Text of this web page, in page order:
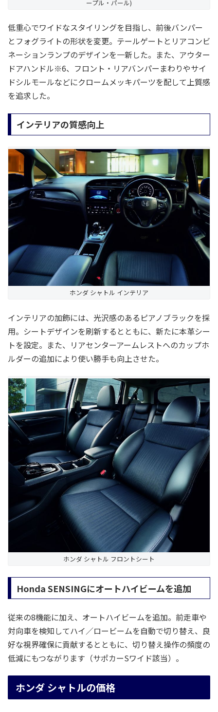
ープル・パール)
低重心でワイドなスタイリングを目指し、前後バンパー
とフォグライトの形状を変更。テールゲートとリアコンビ
ネーションランプのデザインを一新した。また、アウター
ドアハンドル※6、フロント・リアバンパーまわりやサイ
ドシルモールなどにクロームメッキパーツを配して上質感
を追求した。
インテリアの質感向上
ホンダ シャトル インテリア
インテリアの加飾には、光沢感のあるピアノブラックを採
用。シートデザインを刷新するとともに、新たに本革シー
トを設定。また、リアセンターアームレストへのカップホ
ルダーの追加により使い勝手も向上させた。
ホンダ シャトル フロントシート
Honda SENSINGにオートハイビームを追加
従来の8機能に加え、オートハイビームを追加。前走車や
対向車を検知してハイ／ロービームを自動で切り替え、良
好な視界確保に貢献するとともに、切り替え操作の頻度の
低減にもつながります（サポカーSワイド該当）。
ホンダ シャトルの価格